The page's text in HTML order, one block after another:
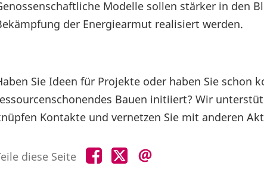
Modelle sollen stärker in den
der Energiearmut realisiert werden.
Sie Ideen für Projekte oder haben Sie schon
Bauen initiiert? Wir
Kontakte und vernetzen Sie mit anderen
diese Seite Teile
diese
Teile
diese